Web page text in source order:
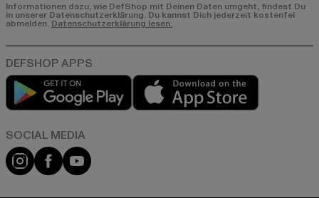
Informationen dazu, wie DefShop mit Deinen Daten umgeht, findest Du
in unserer Datenschutzerklärung. Du kannst Dich jederzeit kostenfei
abmelden. Datenschutzerklärung lesen.
Play market
Instagram
FacebookYouTube